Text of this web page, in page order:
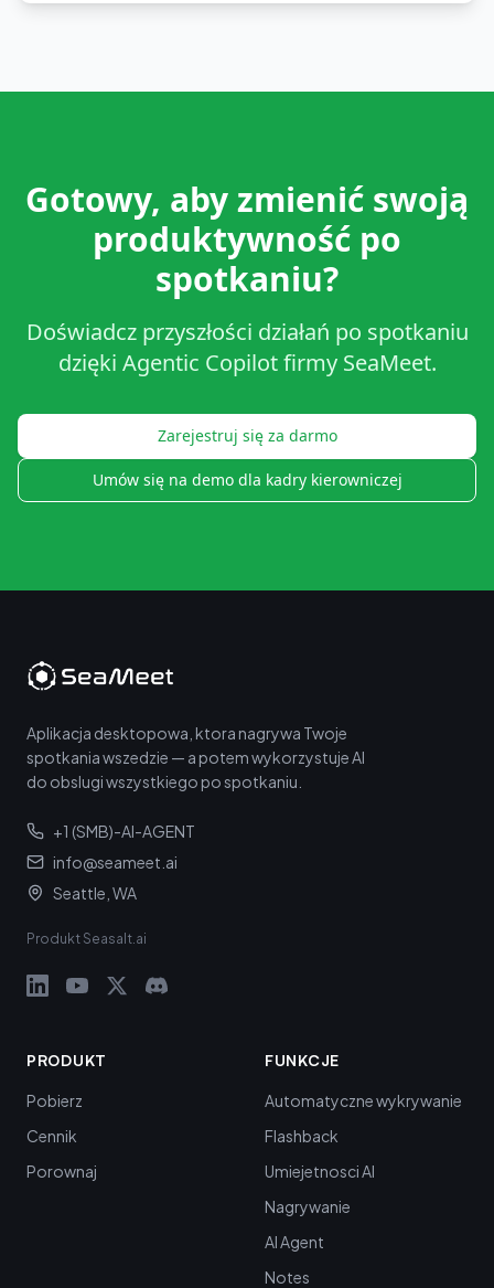
Gotowy, aby zmienić swoją
produktywność po
spotkaniu?
Doświadcz przyszłości działań po spotkaniu
dzięki Agentic Copilot firmy SeaMeet.
Zarejestruj się za darmo
Umów się na demo dla kadry kierowniczej
Aplikacja desktopowa, ktora nagrywa Twoje
spotkania wszedzie — a potem wykorzystuje AI
do obslugi wszystkiego po spotkaniu.
+1 (SMB)-AI-AGENT
info@seameet.ai
Seattle, WA
Produkt Seasalt.ai
PRODUKT
Pobierz
Cennik
Porownaj
FUNKCJE
Automatyczne wykrywanie
Flashback
Umiejetnosci AI
Nagrywanie
AI Agent
Notes